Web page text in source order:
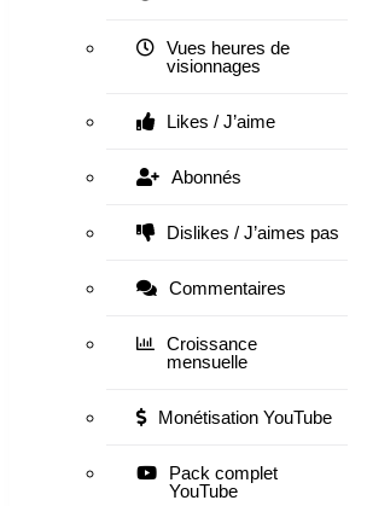
Vues heures de
visionnages
Likes / J’aime
Abonnés
Dislikes / J’aimes pas
Commentaires
Croissance
mensuelle
Monétisation YouTube
Pack complet
YouTube